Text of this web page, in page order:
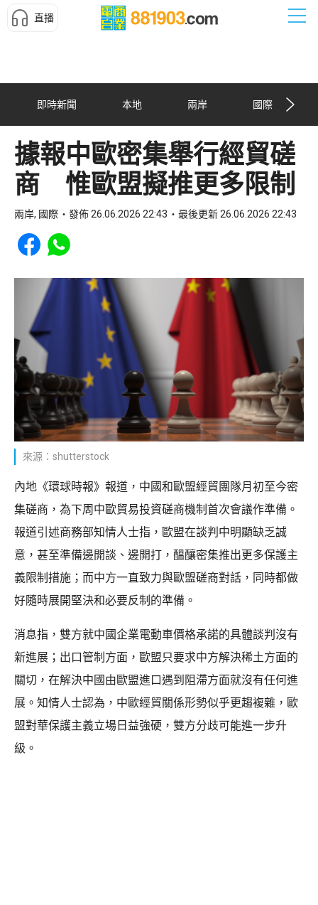
直播
即時新聞 本地 兩岸 國際
據報中歐密集舉行經貿磋
商 惟歐盟擬推更多限制
兩岸, 國際 發佈 26.06.2026 22:43 最後更新 26.06.2026 22:43
Share to Facebook
Share to WhatsApp
來源：shutterstock
內地《環球時報》報道，中國和歐盟經貿團隊月初至今密
集磋商，為下周中歐貿易投資磋商機制首次會議作準備。
報道引述商務部知情人士指，歐盟在談判中明顯缺乏誠
意，甚至準備邊開談、邊開打，醞釀密集推出更多保護主
義限制措施；而中方一直致力與歐盟磋商對話，同時都做
好隨時展開堅決和必要反制的準備。
消息指，雙方就中國企業電動車價格承諾的具體談判沒有
新進展；出口管制方面，歐盟只要求中方解決稀土方面的
關切，在解決中國由歐盟進口遇到阻滯方面就沒有任何進
展。知情人士認為，中歐經貿關係形勢似乎更趨複雜，歐
盟對華保護主義立場日益強硬，雙方分歧可能進一步升
級。